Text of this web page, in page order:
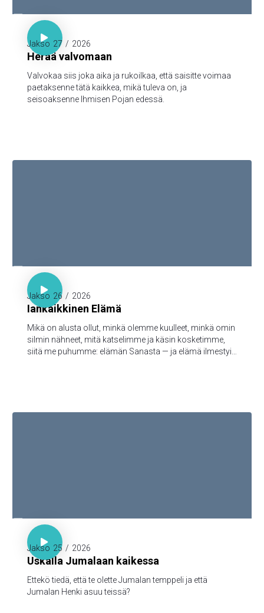
Luuk. 21:36

Jakso 27 / 2026
Herää valvomaan
Valvokaa siis joka aika ja rukoilkaa, että saisitte voimaa
paetaksenne tätä kaikkea, mikä tuleva on, ja
seisoaksenne Ihmisen Pojan edessä.
1. Joh. 1:1-3

Jakso 26 / 2026
Iankaikkinen Elämä
Mikä on alusta ollut, minkä olemme kuulleet, minkä omin
silmin nähneet, mitä katselimme ja käsin kosketimme,
siitä me puhumme: elämän Sanasta — ja elämä ilmestyi,
yhteys meidän kanssamme; ja meillä on yhteys Isän ja
1. Kor. 3:16

Jakso 25 / 2026
Uskalla Jumalaan kaikessa
Ettekö tiedä, että te olette Jumalan temppeli ja että
Jumalan Henki asuu teissä?